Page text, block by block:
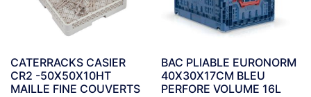
CATERRACKS CASIER
CR2 -50X50X10HT
MAILLE FINE COUVERTS
BAC PLIABLE EURONORM
40X30X17CM BLEU
PERFORE VOLUME 16L